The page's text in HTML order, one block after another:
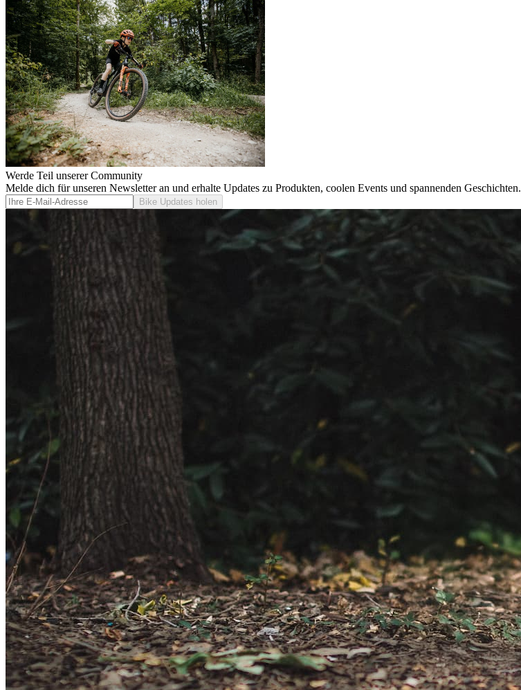
Werde Teil unserer Community
Melde dich für unseren Newsletter an und erhalte Updates zu Produkten, coolen Events und spannenden Geschichten.
Bike Updates holen